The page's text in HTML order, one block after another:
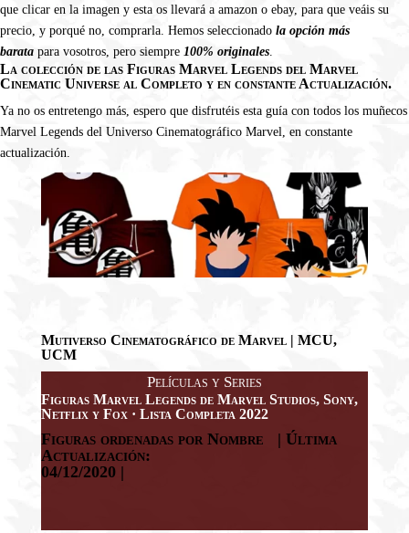
que clicar en la imagen y esta os llevará a amazon o ebay, para que veáis su
precio, y porqué no, comprarla. Hemos seleccionado la opción más
barata para vosotros, pero siempre 100% originales
La colección de las Figuras Marvel Legends del Marvel
Cinematic Universe al Completo y en constante Actualización.
Ya no os entretengo más, espero que disfrutéis esta guía con todos los muñecos
Marvel Legends del Universo Cinematográfico Marvel, en constante
actualización.
Mutiverso Cinematográfico de Marvel | MCU,
UCM
Películas y Series
Figuras Marvel Legends de Marvel Studios, Sony,
Netflix y Fox · Lista Completa 2022
Figuras ordenadas por Nombre | Última
Actualización:
04/12/2020 |